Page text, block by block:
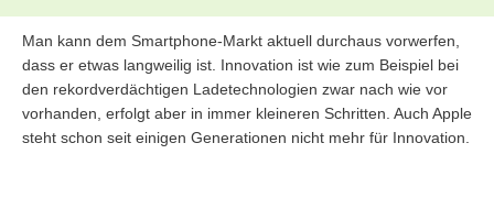
Man kann dem Smartphone-Markt aktuell durchaus vorwerfen,
dass er etwas langweilig ist. Innovation ist wie zum Beispiel bei
den rekordverdächtigen Ladetechnologien zwar nach wie vor
vorhanden, erfolgt aber in immer kleineren Schritten. Auch Apple
steht schon seit einigen Generationen nicht mehr für Innovation.